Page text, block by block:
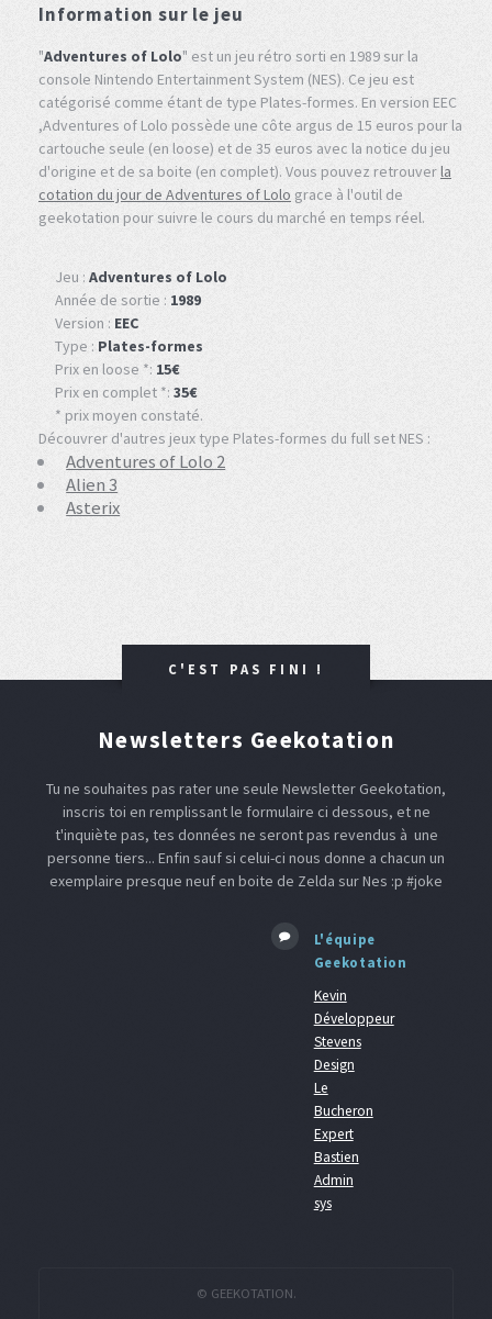
Information sur le jeu
"Adventures of Lolo" est un jeu rétro sorti en 1989 sur la
console Nintendo Entertainment System (NES). Ce jeu est
catégorisé comme étant de type Plates-formes. En version EEC
,Adventures of Lolo possède une côte argus de 15 euros pour la
cartouche seule (en loose) et de 35 euros avec la notice du jeu
d'origine et de sa boite (en complet). Vous pouvez retrouverla
cotation du jour de Adventures of Lolo grace à l'outil de
geekotation pour suivre le cours du marché en temps réel.
Jeu : Adventures of Lolo
Année de sortie : 1989
Version : EEC
Type : Plates-formes
Prix en loose *: 15€
Prix en complet *: 35€
* prix moyen constaté.
Découvrer d'autres jeux type Plates-formes du full set NES :
Adventures of Lolo 2
Alien 3
Asterix
C'EST PAS FINI !
Newsletters Geekotation
Tu ne souhaites pas rater une seule Newsletter Geekotation,
inscris toi en remplissant le formulaire ci dessous, et ne
t'inquiète pas, tes données ne seront pas revendus à une
personne tiers... Enfin sauf si celui-ci nous donne a chacun un
exemplaire presque neuf en boite de Zelda sur Nes :p #joke
L'équipe
Geekotation
Kevin
Développeur
Stevens
Design
Le
Bucheron
Expert
Bastien
Admin
sys
© GEEKOTATION.